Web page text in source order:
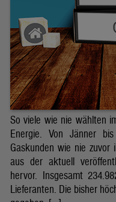
So viele wie nie wählten
Energie. Von Jänner
Gaskunden wie nie
aus der aktuell
hervor. Insgesamt
Lieferanten. Die bisher